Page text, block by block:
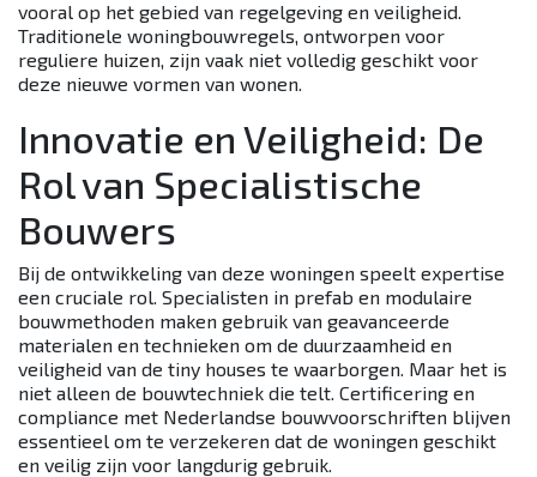
vooral op het gebied van regelgeving en veiligheid.
Traditionele woningbouwregels, ontworpen voor
reguliere huizen, zijn vaak niet volledig geschikt voor
deze nieuwe vormen van wonen.
Innovatie en Veiligheid: De
Rol van Specialistische
Bouwers
Bij de ontwikkeling van deze woningen speelt expertise
een cruciale rol. Specialisten in prefab en modulaire
bouwmethoden maken gebruik van geavanceerde
materialen en technieken om de duurzaamheid en
veiligheid van de tiny houses te waarborgen. Maar het is
niet alleen de bouwtechniek die telt. Certificering en
compliance met Nederlandse bouwvoorschriften blijven
essentieel om te verzekeren dat de woningen geschikt
en veilig zijn voor langdurig gebruik.